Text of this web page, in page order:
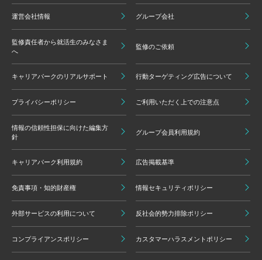
運営会社情報 グループ会社
監修責任者から就活生のみなさま
へ
監修のご依頼
キャリアパークのリアルサポート 行動ターゲティング広告について
プライバシーポリシー ご利用いただく上での注意点
情報の信頼性担保に向けた編集方
針
グループ会員利用規約
キャリアパーク利用規約 広告掲載基準
免責事項・知的財産権 情報セキュリティポリシー
外部サービスの利用について 反社会的勢力排除ポリシー
コンプライアンスポリシー カスタマーハラスメントポリシー